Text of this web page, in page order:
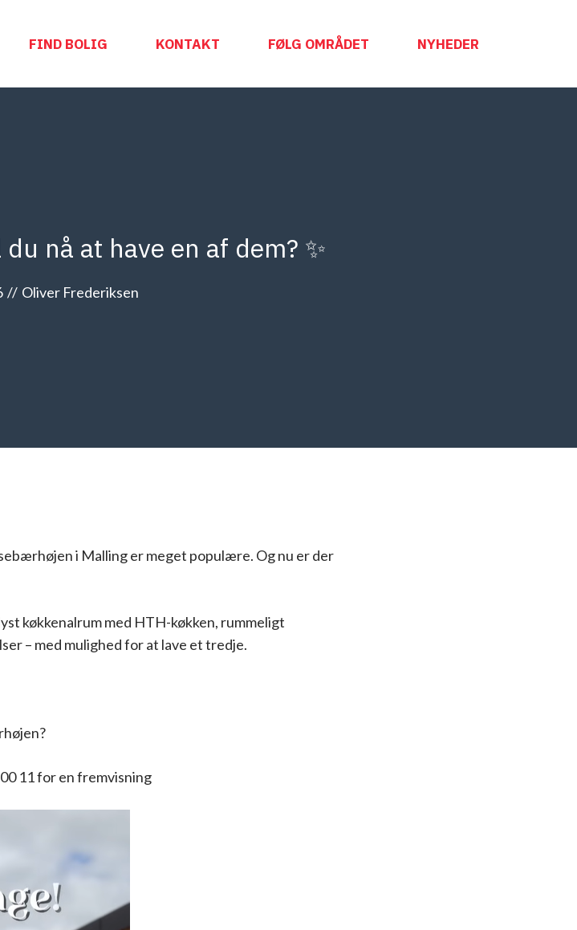
FIND BOLIG KONTAKT FØLG OMRÅDET NYHEDER
nå at have en af dem? ✨
// Oliver Frederiksen
i Malling er meget populære. Og nu er der
køkkenalrum med HTH-køkken, rummeligt
– med mulighed for at lave et tredje.
11 for en fremvisning